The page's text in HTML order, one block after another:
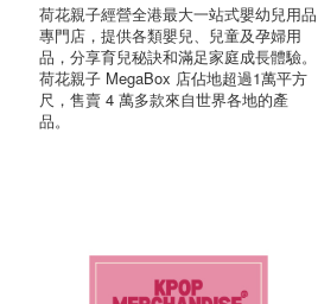
荷花親子經營全港最大一站式嬰幼兒用品
專門店，提供各類嬰兒、兒童及孕婦用
品，分享育兒秘訣和滿足家庭成長體驗。
荷花親子 MegaBox 店佔地超過1萬平方
尺，售賣 4 萬多款來自世界各地的產
品。